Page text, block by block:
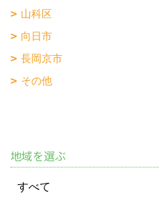
山科区
向日市
長岡京市
その他
地域を選ぶ
すべて